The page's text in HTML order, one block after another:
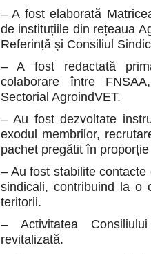
– A fost elaborată
de instituțiile din rețeaua
Referință și Consiliul
– A fost redactată
colaborare între
Sectorial AgroindVET.
– Au fost dezvoltate
exodul membrilor,
pachet pregătit în
– Au fost stabilite
sindicali, contribuind la o
teritorii.
– Activitatea
revitalizată.